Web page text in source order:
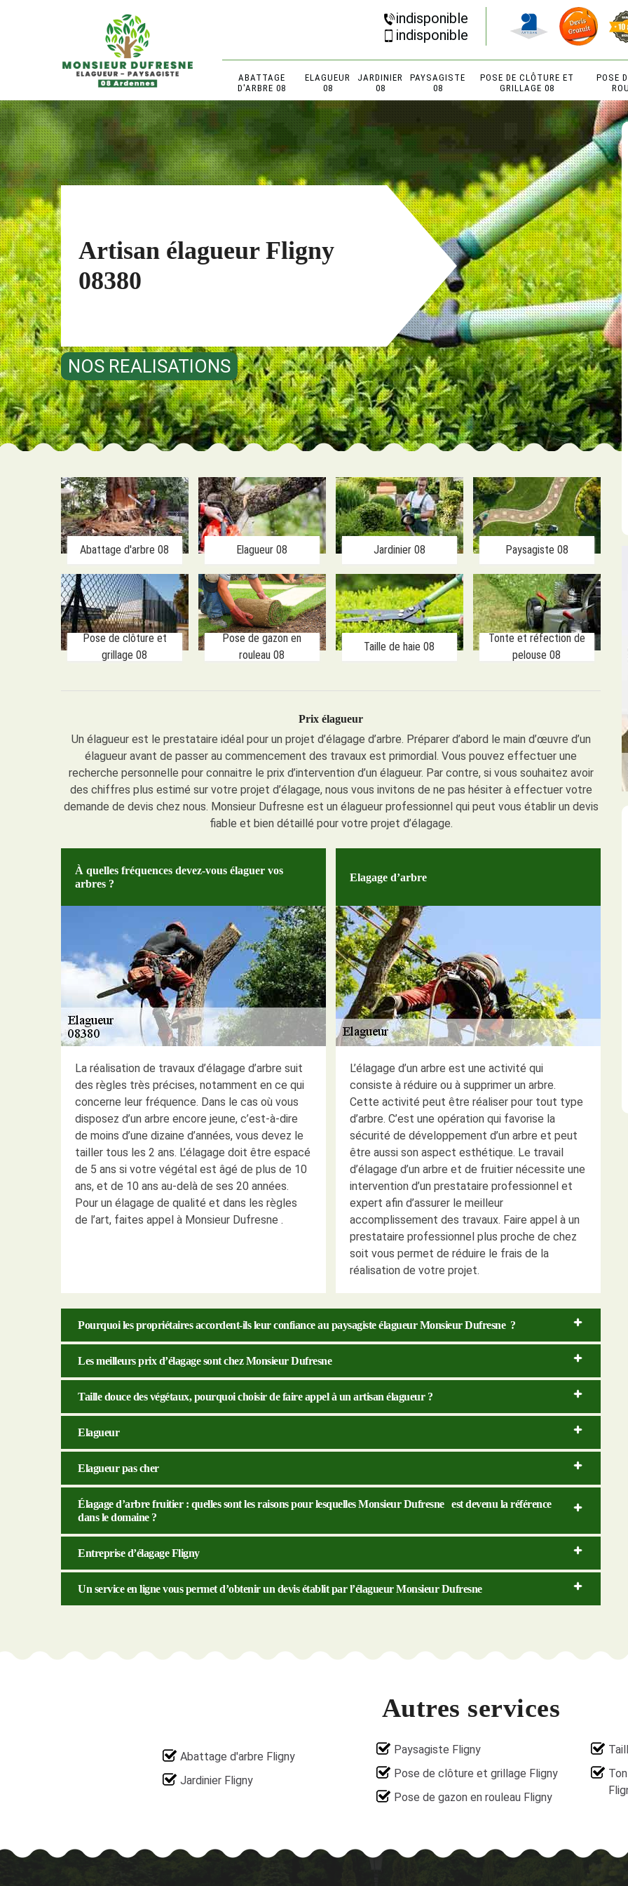
indisponible
indisponible
ABATTAGE
D'ARBRE 08
ELAGUEUR
08
JARDINIER
08
PAYSAGISTE
08
POSE DE CLÔTURE ET
GRILLAGE 08
POSE
Artisan élagueur Fligny
08380
NOS REALISATIONS
Abattage d'arbre 08 Elagueur 08 Jardinier 08 Paysagiste 08
Pose de clôture et
grillage 08
Pose de gazon en
rouleau 08
Taille de haie 08
Tonte et réfection de
pelouse 08
Prix élagueur
Un élagueur est le prestataire idéal pour un projet d’élagage d’arbre. Préparer d’abord le main d’œuvre d’un
élagueur avant de passer au commencement des travaux est primordial. Vous pouvez effectuer une
recherche personnelle pour connaitre le prix d’intervention d’un élagueur. Par contre, si vous souhaitez avoir
des chiffres plus estimé sur votre projet d’élagage, nous vous invitons de ne pas hésiter à effectuer votre
demande de devis chez nous. Monsieur Dufresne est un élagueur professionnel qui peut vous établir un devis
fiable et bien détaillé pour votre projet d’élagage.
À quelles fréquences devez-vous élaguer vos
arbres ?
La réalisation de travaux d’élagage d’arbre suit
des règles très précises, notamment en ce qui
concerne leur fréquence. Dans le cas où vous
disposez d’un arbre encore jeune, c’est-à-dire
de moins d’une dizaine d’années, vous devez le
tailler tous les 2 ans. L’élagage doit être espacé
de 5 ans si votre végétal est âgé de plus de 10
ans, et de 10 ans au-delà de ses 20 années.
Pour un élagage de qualité et dans les règles
de l’art, faites appel à Monsieur Dufresne .
Elagage d’arbre
L’élagage d’un arbre est une activité qui
consiste à réduire ou à supprimer un arbre.
Cette activité peut être réaliser pour tout type
d’arbre. C’est une opération qui favorise la
sécurité de développement d’un arbre et peut
être aussi son aspect esthétique. Le travail
d’élagage d’un arbre et de fruitier nécessite une
intervention d’un prestataire professionnel et
expert afin d’assurer le meilleur
accomplissement des travaux. Faire appel à un
prestataire professionnel plus proche de chez
soit vous permet de réduire le frais de la
réalisation de votre projet.
Pourquoi les propriétaires accordent-ils leur confiance au paysagiste élagueur Monsieur Dufresne ?
Les meilleurs prix d’élagage sont chez Monsieur Dufresne
Taille douce des végétaux, pourquoi choisir de faire appel à un artisan élagueur ?
Elagueur
Elagueur pas cher
Élagage d’arbre fruitier : quelles sont les raisons pour lesquelles Monsieur Dufresne est devenu la référence
dans le domaine ?
Entreprise d’élagage Fligny
Un service en ligne vous permet d’obtenir un devis établit par l’élagueur Monsieur Dufresne
Autres services
Abattage d'arbre Fligny
Jardinier Fligny
Paysagiste Fligny
Pose de clôture et grillage Fligny
Pose de gazon en rouleau Fligny